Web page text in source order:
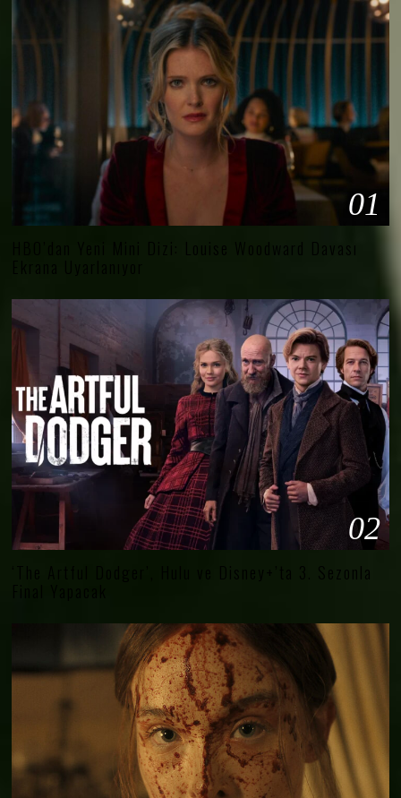
01
HBO’dan Yeni Mini Dizi: Louise Woodward Davası
02
‘The Artful Dodger’, Hulu ve Disney+’ta 3. Sezonla